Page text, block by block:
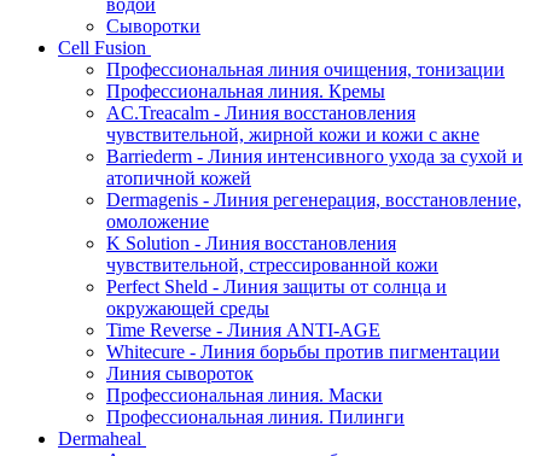
водой
Сыворотки
Cell Fusion
Профессиональная линия очищения, тонизации
Профессиональная линия. Кремы
AC.Treacalm - Линия восстановления
чувствительной, жирной кожи и кожи с акне
Barriederm - Линия интенсивного ухода за сухой и
атопичной кожей
Dermagenis - Линия регенерация, восстановление,
омоложение
K Solution - Линия восстановления
чувствительной, стрессированной кожи
Perfect Sheld - Линия защиты от солнца и
окружающей среды
Time Reverse - Линия ANTI-AGE
Whitecure - Линия борьбы против пигментации
Линия сывороток
Профессиональная линия. Маски
Профессиональная линия. Пилинги
Dermaheal